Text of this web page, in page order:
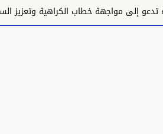
الكراهية وتعزيز السلم الاجتماعي